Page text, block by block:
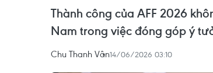
Thành công của AFF 2026
Nam trong việc đóng góp ý
Chu Thanh Vân14/06/2026 03:10